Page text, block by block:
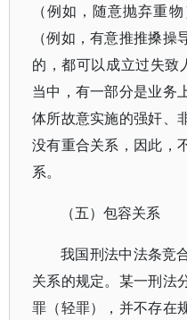
（例如，随意抛弃重
（例如，有意推推搡
的，都可以成立过失致
当中，有一部分是业务
体所故意实施的强奸、
没有重合关系，因此，
系。
（五）包容关系
我国刑法中法条竞
关系的规定。某一刑法
罪（轻罪），并不存在